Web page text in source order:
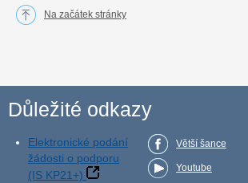
Na začátek stránky
Důležité odkazy
Elektronické podání
žádosti o podporu
(IS KP21+)
Větší šance
Youtube